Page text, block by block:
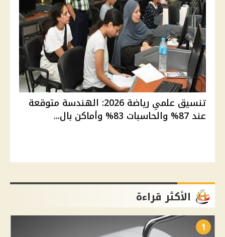
تنسيق علمي رياضة 2026: الهندسة متوقعة
عند 87% والحاسبات 83% وأماكن بال...
الأكثر قراءة
1